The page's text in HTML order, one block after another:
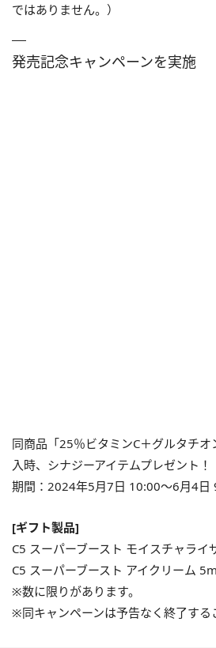
ではありません。）
発売記念キャンペーンを実施
同商品「25％ビタミンC＋グルタチ
入時、シナジーアイテムプレゼント！
期間：2024年5月7日 10:00〜6月4日
[ギフト製品]
C5 スーパーブースト モイスチャライ
C5 スーパーブースト アイクリーム
※数に限りがあります。
※同キャンペーンは予告なく終了する